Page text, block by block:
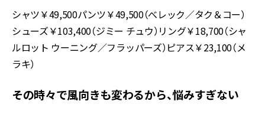
シャツ￥49,500パンツ￥49,500（べレック／タク＆コー）
シューズ￥103,400（ジミー チュウ）リング￥18,700（シャ
ルロット ウーニング／フラッパーズ）ピアス￥23,100（メ
ラキ）
その時々で風向きも変わるから、悩みすぎない